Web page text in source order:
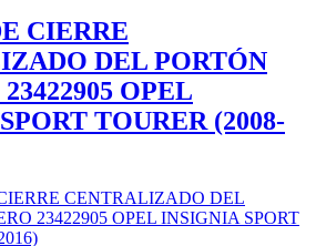
CIERRE
DEL PORTÓN
OPEL
TOURER (2008-